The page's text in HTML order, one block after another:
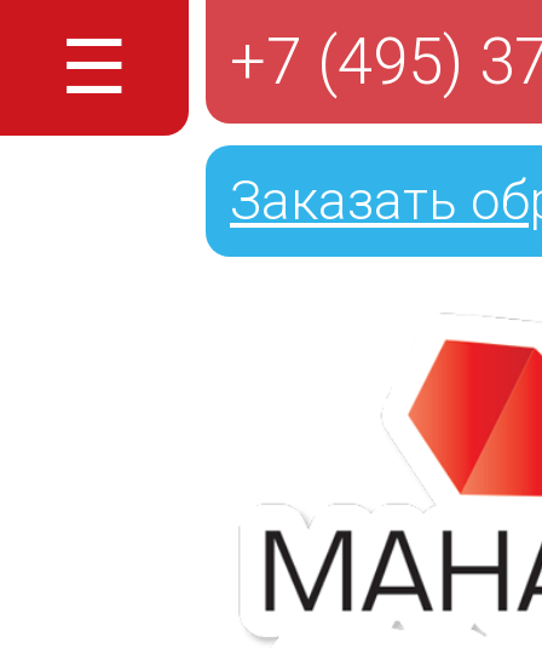
☰ +7 (495)
Заказать